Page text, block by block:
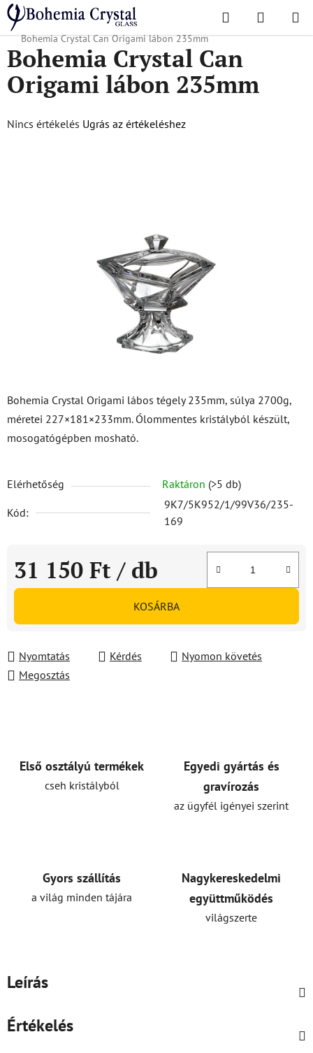
Ugrás
fő
tartalomhoz
Keresés KOSÁR
Kezdőlap
/ Népszerű kollekciók / Karácsonyi ajánlat Karácsonyi áruk
/
Bohemia Crystal Can Origami lábon 235mm
Bohemia Crystal Origami lábos tégely 235mm, súlya 2700g,
méretei 227×181×233mm. Ólommentes kristályból készült,
mosogatógépben mosható.
Elérhetőség Raktáron (>5 db)
Kód:
9K7/5K952/1/99V36/235-
169
31 150 Ft / db
Egységár:
KOSÁRBA
Nyomtatás Kérdés
Nyomon követés
Megosztás
Bohemia Crystal Can
Origami lábon 235mm
A
Nincs értékelés Ugrás az értékeléshez
Első osztályú termékek
cseh kristályból
Egyedi gyártás és
gravírozás
az ügyfél igényei szerint
Gyors szállítás
a világ minden tájára
Nagykereskedelmi
együttműködés
világszerte
Leírás
Értékelés